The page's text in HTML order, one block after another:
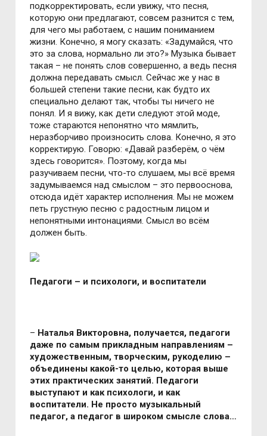
подкорректировать, если увижу, что песня,
которую они предлагают, совсем разнится с тем,
для чего мы работаем, с нашим пониманием
жизни. Конечно, я могу сказать: «Задумайся, что
это за слова, нормально ли это?» Музыка бывает
такая – не понять слов совершенно, а ведь песня
должна передавать смысл. Сейчас же у нас в
большей степени такие песни, как будто их
специально делают так, чтобы ты ничего не
понял. И я вижу, как дети следуют этой моде,
тоже стараются непонятно что мямлить,
неразборчиво произносить слова. Конечно, я это
корректирую. Говорю: «Давай разберём, о чём
здесь говорится». Поэтому, когда мы
разучиваем песни, что-то слушаем, мы всё время
задумываемся над смыслом – это первооснова,
отсюда идёт характер исполнения. Мы не можем
петь грустную песню с радостным лицом и
непонятными интонациями. Смысл во всём
должен быть.
Педагоги – и психологи, и воспитатели
– Наталья Викторовна, получается, педагоги
даже по самым прикладным направлениям –
художественным, творческим, рукоделию –
объединены какой-то целью, которая выше
этих практических занятий. Педагоги
выступают и как психологи, и как
воспитатели. Не просто музыкальный
педагог, а педагог в широком смысле слова…